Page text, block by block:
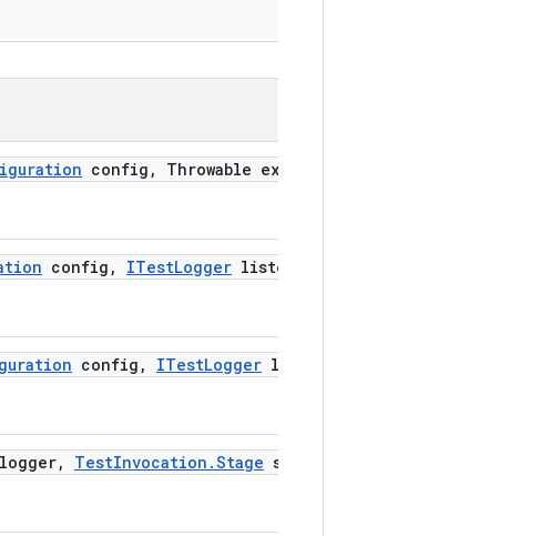
config , Throwable exception)
config , ITestLogger listener)
config , ITestLogger logger
logger, TestInvocation .Stage stage)